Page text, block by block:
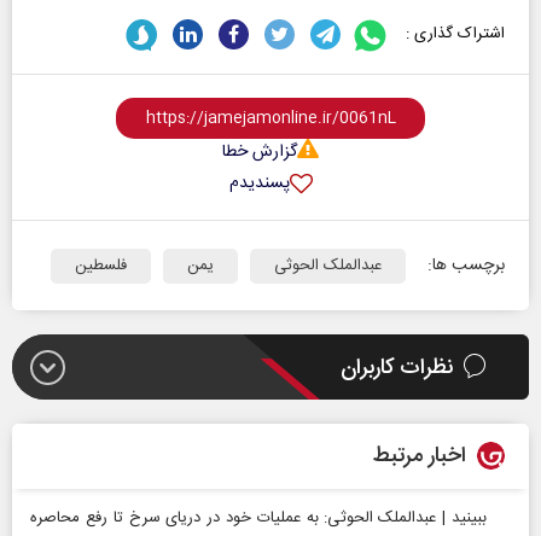
اشتراک گذاری :
گزارش خطا
پسندیدم
برچسب ها: عبدالملک الحوثی یمن فلسطین
نظرات کاربران
اخبار مرتبط
ببینید | عبدالملک الحوثی: به عملیات خود در دریای سرخ تا رفع محاصره